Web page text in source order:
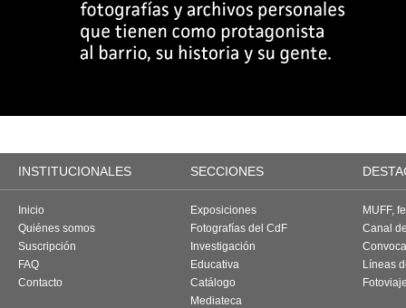
INSTITUCIONALES SECCIONES
Inicio
Quiénes somos
Suscripción
FAQ
Contacto
Exposiciones
Fotografías del CdF
Investigación
Educativa
Catálogo
Mediateca
MUFF,
Canal
Líneas